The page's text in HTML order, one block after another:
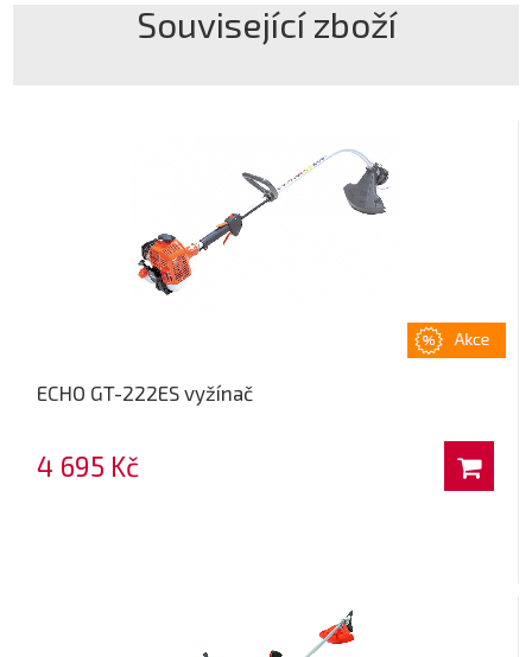
Související zboží
ECHO GT-222ES vyžínač
4 695 Kč